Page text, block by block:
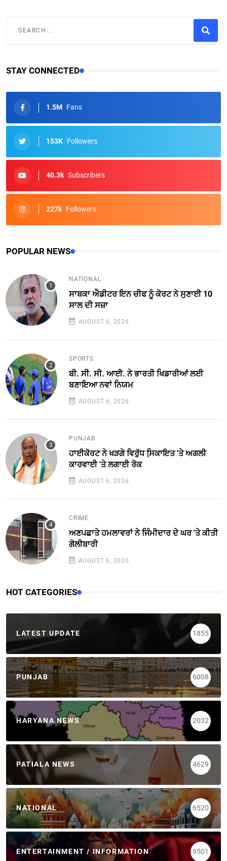
STAY CONNECTED
1.5M Fans
153K Followers
40.3k Subscribers
227k Followers
POPULAR NEWS
NATIONAL
ਸਾਬਕਾ ਐਡੀਟਰ ਇਨ ਚੀਫ ਨੂੰ ਕੋਰਟ ਨੇ ਸੁਣਾਈ 10
ਸਾਲ ਦੀ ਸਜ਼ਾ
AUGUST 6, 2026
SPORTS
ਬੀ. ਸੀ. ਸੀ. ਆਈ. ਨੇ ਭਾਰਤੀ ਖਿਡਾਰੀਆਂ ਲਈ
ਬਣਾਇਆ ਨਵਾਂ ਨਿਯਮ
AUGUST 6, 2026
PUNJAB
ਹਾਈਕੋਰਟ ਨੇ ਖੜਗੇ ਵਿਰੁੱਧ ਸਿ਼ਕਾਇਤ 'ਤੇ ਅਗਲੀ
ਕਾਰਵਾਈ 'ਤੇ ਲਗਾਈ ਰੋਕ
AUGUST 6, 2026
CRIME
ਅਣਪਛਾਤੇ ਹਮਲਾਵਰਾਂ ਨੇ ਜਿੰਮੀਦਾਰ ਦੇ ਘਰ 'ਤੇ ਕੀਤੀ
ਗੋਲੀਬਾਰੀ
AUGUST 6, 2026
HOT CATEGORIES
LATEST UPDATE 1855
PUNJAB 6008
HARYANA NEWS 2032
PATIALA NEWS 4629
NATIONAL 6520
ENTERTAINMENT / INFORMATION 9501